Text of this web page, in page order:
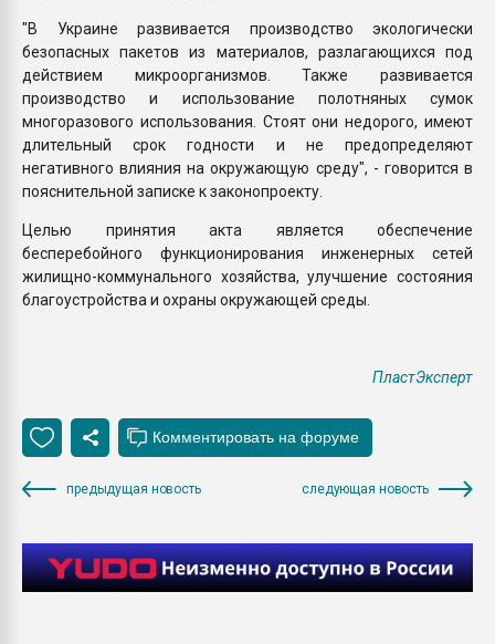
"В Украине развивается производство экологически
безопасных пакетов из материалов, разлагающихся под
действием микроорганизмов. Также развивается
производство и использование полотняных сумок
многоразового использования. Стоят они недорого, имеют
длительный срок годности и не предопределяют
негативного влияния на окружающую среду", - говорится в
пояснительной записке к законопроекту.
Целью принятия акта является обеспечение
бесперебойного функционирования инженерных сетей
жилищно-коммунального хозяйства, улучшение состояния
благоустройства и охраны окружающей среды.
ПластЭксперт
предыдущая новость следующая новость